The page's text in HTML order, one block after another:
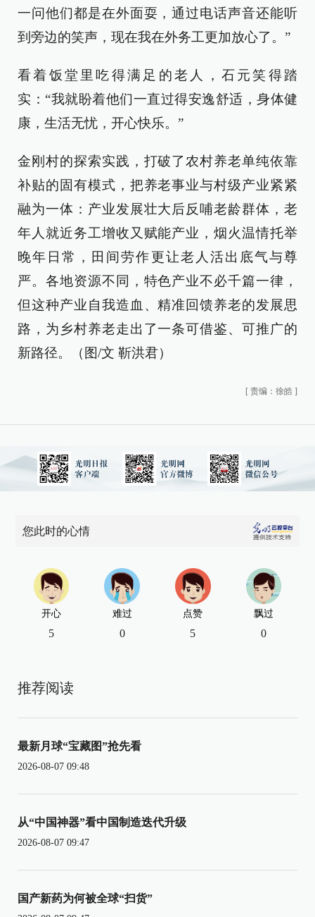
一问他们都是在外面耍，通过电话声音还能听
到旁边的笑声，现在我在外务工更加放心了。”
看着饭堂里吃得满足的老人，石元笑得踏
实：“我就盼着他们一直过得安逸舒适，身体健
康，生活无忧，开心快乐。”
金刚村的探索实践，打破了农村养老单纯依靠
补贴的固有模式，把养老事业与村级产业紧紧
融为一体：产业发展壮大后反哺老龄群体，老
年人就近务工增收又赋能产业，烟火温情托举
晚年日常，田间劳作更让老人活出底气与尊
严。各地资源不同，特色产业不必千篇一律，
但这种产业自我造血、精准回馈养老的发展思
路，为乡村养老走出了一条可借鉴、可推广的
新路径。（图/文 靳洪君）
[ 责编：徐皓 ]
您此时的心情
开心
5
难过
0
点赞
5
飘过
0
推荐阅读
最新月球“宝藏图”抢先看
2026-08-07 09:48
从“中国神器”看中国制造迭代升级
2026-08-07 09:47
国产新药为何被全球“扫货”